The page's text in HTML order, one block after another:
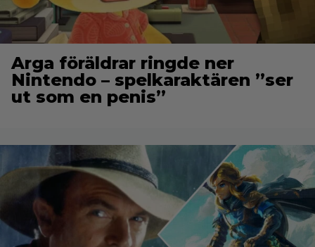
Arga föräldrar ringde ner
Nintendo – spelkaraktären ”ser
ut som en penis”